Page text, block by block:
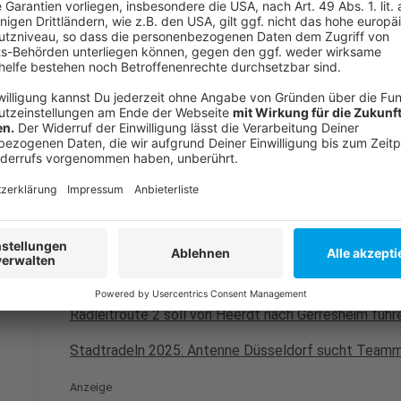
Neben der ersten Radleitroute wird auch an einer
Heerdt undGerresheimmiteinander verbinden.
Strategie, den Radverkehr in Düsseldorf nachhaltig
Anzeige
Weitere Infos und Links zum Thema:
Nächster Abschnitt der Radleitroute 1 fertig
Radleitroute 2 soll von Heerdt nach Gerresheim
Stadtradeln 2025: Antenne Düsseldorf sucht
Anzeige